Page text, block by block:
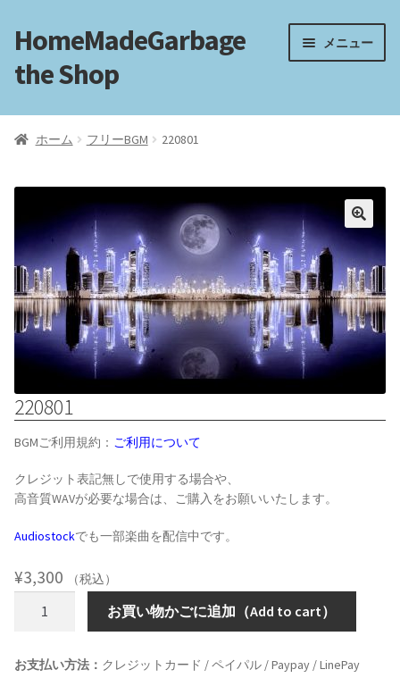
ナ
ビ
ゲ
ョ
へ
キ
ッ
プ
コ
ン
テ
へ
キ
プ
HomeMadeGarbage
the Shop
メニュー
ホーム
フリートラック
フリーBGM
ブログ
ホーム フリーBGM 220801
220801
BGMご利用規約： ご利用について
クレジット表記無しで使用する場合や、
高音質WAVが必要な場合は、ご購入をお願いいたします。
Audiostockでも一部楽曲を配信中です。
¥3,300 （税込）
お買い物かごに追加（Add to cart）
お支払い方法： クレジットカード / ペイパル / Paypay / LinePay